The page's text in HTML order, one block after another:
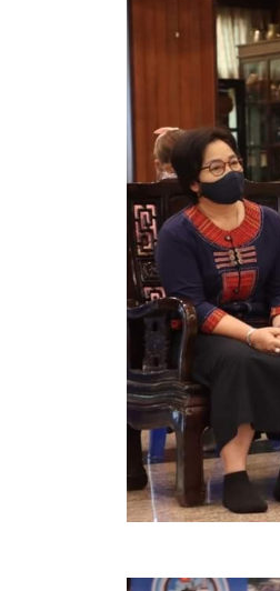
ITA : การประเมินคุณธ
การจัดการความรู้ (KM)
ข้อระเบียบและกฎหมาย
มาตรฐานการปฏิบัติงาน
แผนพัฒนาท้องถิ่น ของ
ข้อบัญญัติงบประมาณร
ข้อบัญญัติอื่นๆ ของ อบ
รายงานการประชุมสภ
รายงานรายรับรายจ่า
รายงานการติดตามแล